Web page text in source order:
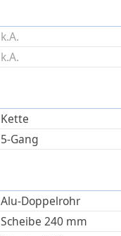
k.A.
k.A.
Kette
5-Gang
Alu-Doppelrohr
Scheibe 240 mm